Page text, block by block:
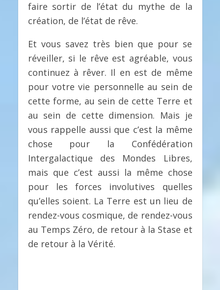
faire sortir de l’état du mythe de la
création, de l’état de rêve.
Et vous savez très bien que pour se
réveiller, si le rêve est agréable, vous
continuez à rêver. Il en est de même
pour votre vie personnelle au sein de
cette forme, au sein de cette Terre et
au sein de cette dimension. Mais je
vous rappelle aussi que c’est la même
chose pour la Confédération
Intergalactique des Mondes Libres,
mais que c’est aussi la même chose
pour les forces involutives quelles
qu’elles soient. La Terre est un lieu de
rendez-vous cosmique, de rendez-vous
au Temps Zéro, de retour à la Stase et
de retour à la Vérité.